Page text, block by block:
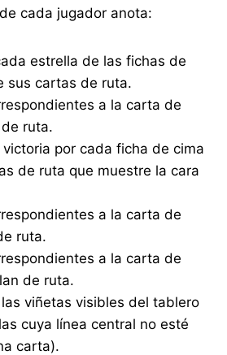
cada jugador anota:
estrella de las fichas de
sus cartas de ruta.
a la carta de
ruta.
por cada ficha de cima
de ruta que muestre la cara
a la carta de
ruta.
a la carta de
de ruta.
viñetas visibles del tablero
cuya línea central no esté
carta).